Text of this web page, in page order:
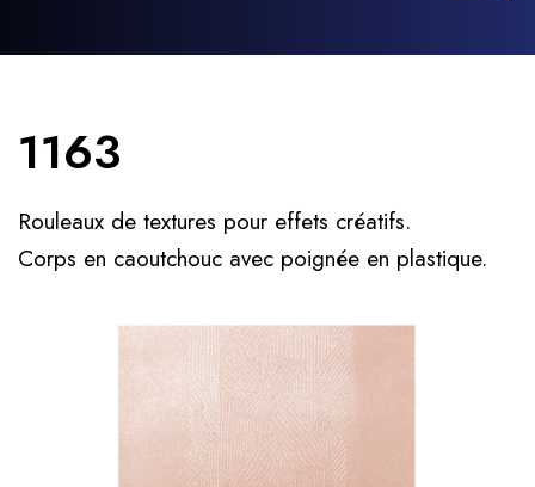
1163
Rouleaux de textures pour effets créatifs.
Corps en caoutchouc avec poignée en plastique.